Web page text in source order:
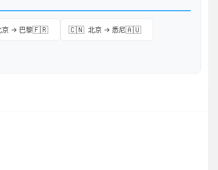
京 → 巴黎🇫🇷 🇨🇳 北京 → 悉尼🇦🇺